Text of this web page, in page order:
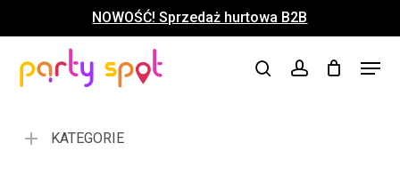
to
content
NOWOŚĆ! Sprzedaż hurtowa B2B
searchaccount
Menu
Koszyk Close
KATEGORIE
Menu